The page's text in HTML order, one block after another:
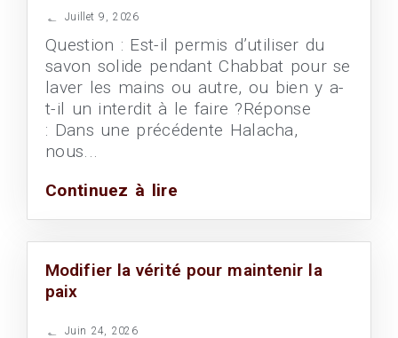
Juillet 9, 2026
Question : Est-il permis d’utiliser du
savon solide pendant Chabbat pour se
laver les mains ou autre, ou bien y a-
t-il un interdit à le faire ?Réponse
: Dans une précédente Halacha,
nous...
Continuez à lire
Modifier la vérité pour maintenir la
paix
Juin 24, 2026